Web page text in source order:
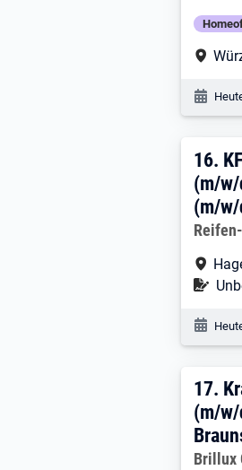
16.
16.
(m/
(m/
17.
17.
(m/
Brillux